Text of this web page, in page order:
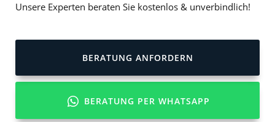
Unsere Experten beraten Sie kostenlos & unverbindlich!
BERATUNG ANFORDERN
BERATUNG PER WHATSAPP